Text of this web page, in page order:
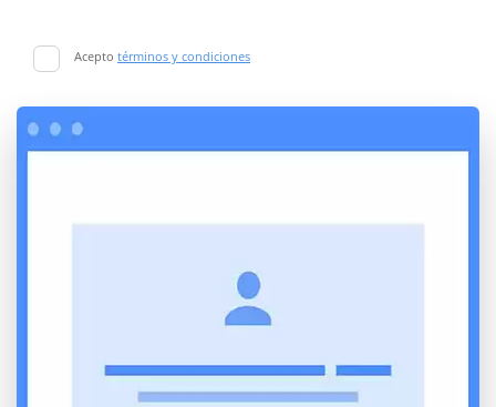
Acepto términos y condiciones